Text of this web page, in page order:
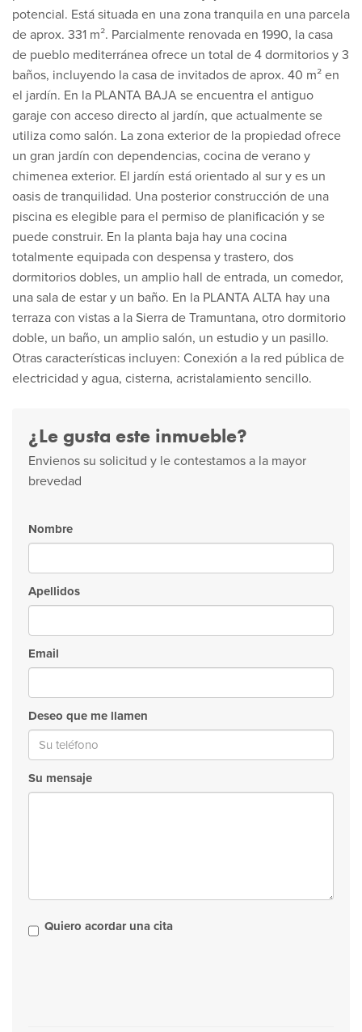
potencial. Está situada en una zona tranquila en una parcela
de aprox. 331 m². Parcialmente renovada en 1990, la casa
de pueblo mediterránea ofrece un total de 4 dormitorios y 3
baños, incluyendo la casa de invitados de aprox. 40 m² en
el jardín. En la PLANTA BAJA se encuentra el antiguo
garaje con acceso directo al jardín, que actualmente se
utiliza como salón. La zona exterior de la propiedad ofrece
un gran jardín con dependencias, cocina de verano y
chimenea exterior. El jardín está orientado al sur y es un
oasis de tranquilidad. Una posterior construcción de una
piscina es elegible para el permiso de planificación y se
puede construir. En la planta baja hay una cocina
totalmente equipada con despensa y trastero, dos
dormitorios dobles, un amplio hall de entrada, un comedor,
una sala de estar y un baño. En la PLANTA ALTA hay una
terraza con vistas a la Sierra de Tramuntana, otro dormitorio
doble, un baño, un amplio salón, un estudio y un pasillo.
Otras características incluyen: Conexión a la red pública de
electricidad y agua, cisterna, acristalamiento sencillo.
¿Le gusta este inmueble?
Envienos su solicitud y le contestamos a la mayor
brevedad
Nombre
Apellidos
Email
Deseo que me llamen
Su mensaje
Quiero acordar una cita